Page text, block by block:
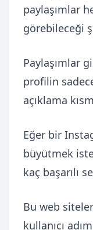
paylaşımlar
görebileceği
Paylaşımlar
profilin
açıklama
Eğer bir
büyütmek
kaç başarılı
Bu web
kullanıcı